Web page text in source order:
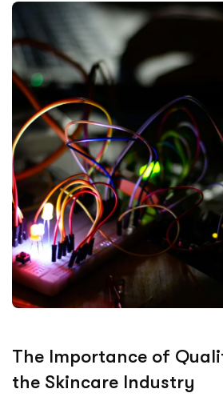
The Importance of
the Skincare Industry